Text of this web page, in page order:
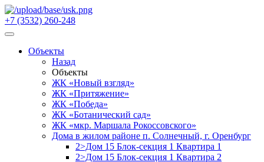
+7 (3532) 260-248
Объекты
Назад
Объекты
ЖК «Новый взгляд»
ЖК «Притяжение»
ЖК «Победа»
ЖК «Ботанический сад»
ЖК «мкр. Маршала Рокоссовского»
Дома в жилом районе п. Солнечный, г. Оренбург
2>Дом 15 Блок-секция 1 Квартира 1
2>Дом 15 Блок-секция 1 Квартира 2